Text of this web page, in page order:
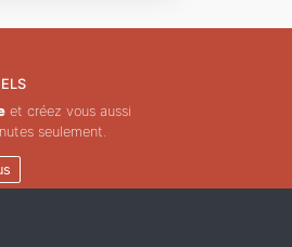
et créez vous aussi
seulement.